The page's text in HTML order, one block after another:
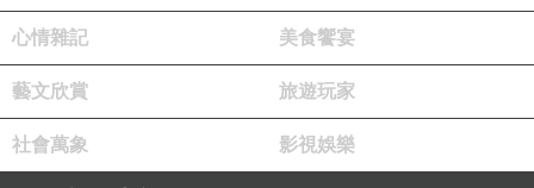
外袋照
每次我只要看到蛋黃酥的金黃色外觀，我都覺得
心情雜記 美食饗宴
藝文欣賞 旅遊玩家
社會萬象 影視娛樂